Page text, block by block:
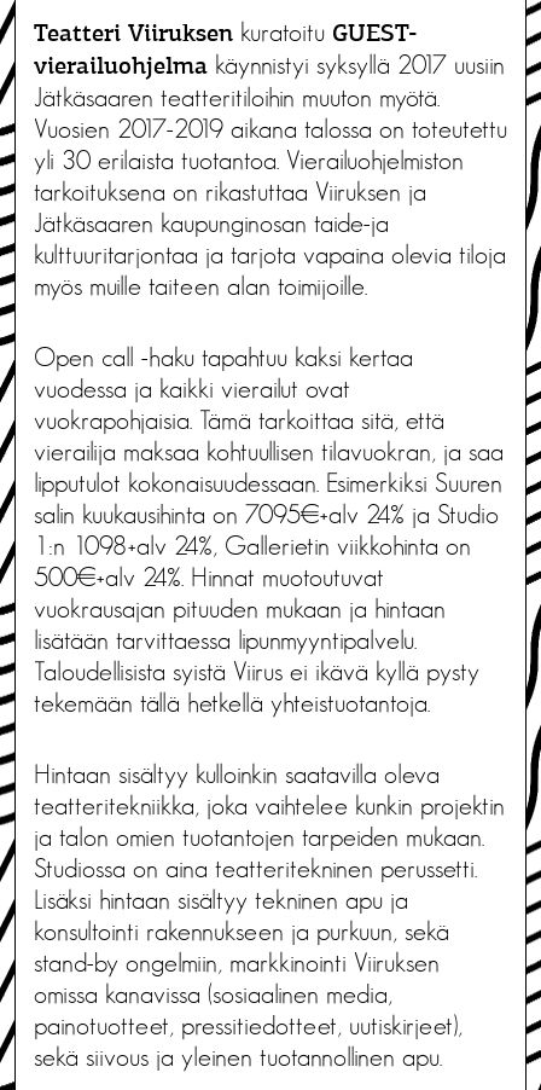
Teatteri Viiruksen kuratoitu GUEST-
vierailuohjelma käynnistyi syksyllä 2017 uusiin
Jätkäsaaren teatteritiloihin muuton myötä.
Vuosien 2017-2019 aikana talossa on toteutettu
yli 30 erilaista tuotantoa. Vierailuohjelmiston
tarkoituksena on rikastuttaa Viiruksen ja
Jätkäsaaren kaupunginosan taide-ja
kulttuuritarjontaa ja tarjota vapaina olevia tiloja
myös muille taiteen alan toimijoille.
Open call -haku tapahtuu kaksi kertaa
vuodessa ja kaikki vierailut ovat
vuokrapohjaisia. Tämä tarkoittaa sitä, että
vierailija maksaa kohtuullisen tilavuokran, ja saa
lipputulot kokonaisuudessaan. Esimerkiksi Suuren
salin kuukausihinta on 7095€+alv 24% ja Studio
1:n 1098+alv 24%, Gallerietin viikkohinta on
500€+alv 24%. Hinnat muotoutuvat
vuokrausajan pituuden mukaan ja hintaan
lisätään tarvittaessa lipunmyyntipalvelu.
Taloudellisista syistä Viirus ei ikävä kyllä pysty
tekemään tällä hetkellä yhteistuotantoja.
Hintaan sisältyy kulloinkin saatavilla oleva
teatteritekniikka, joka vaihtelee kunkin projektin
ja talon omien tuotantojen tarpeiden mukaan.
Studiossa on aina teatteritekninen perussetti.
Lisäksi hintaan sisältyy tekninen apu ja
konsultointi rakennukseen ja purkuun, sekä
stand-by ongelmiin, markkinointi Viiruksen
omissa kanavissa (sosiaalinen media,
painotuotteet, pressitiedotteet, uutiskirjeet),
sekä siivous ja yleinen tuotannollinen apu.